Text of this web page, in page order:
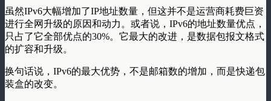
虽然IPv6大幅增加了IP地址数量，但这并不是运营商耗费巨资
进行全网升级的原因和动力。或者说， IPv6的地址数量优点，
只占了它全部优点的30%。它最大的改进，是数据包报文格式
的扩容和升级。
换句话说，IPv6的最大优势，不是邮箱数的增加，而是快递包
装盒的改变。